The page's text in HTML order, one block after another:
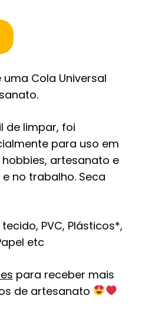
uma Cola Universal
de limpar, foi
para uso em
artesanato e
no trabalho. Seca
PVC, Plásticos*,
etc
para receber mais
de artesanato